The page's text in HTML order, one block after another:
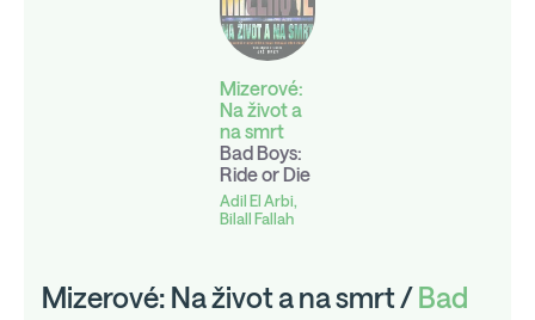
Mizerové:
Na život a
na smrt
Bad Boys:
Ride or Die
Adil El Arbi,
Bilall Fallah
Mizerové: Na život a na smrt / Bad